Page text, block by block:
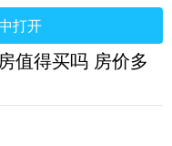
打开
值得买吗 房价多